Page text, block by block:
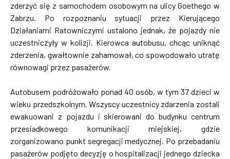
zderzyć się z samochodem osobowym na ulicy Goethego w
Zabrzu. Po rozpoznaniu sytuacji przez Kierującego
Działaniami Ratowniczymi ustalono jednak, że pojazdy nie
uczestniczyły w kolizji. Kierowca autobusu, chcąc uniknąć
zderzenia, gwałtownie zahamował, co spowodowało utratę
równowagi przez pasażerów.
Autobusem podróżowało ponad 40 osób, w tym 37 dzieci w
wieku przedszkolnym. Wszyscy uczestnicy zdarzenia zostali
ewakuowani z pojazdu i skierowani do budynku centrum
przesiadkowego komunikacji miejskiej, gdzie
zorganizowano punkt segregacji medycznej. Po przebadaniu
pasażerów podjęto decyzję o hospitalizacji jednego dziecka